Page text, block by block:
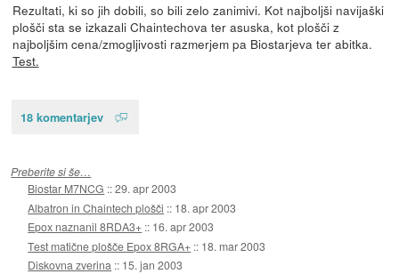
Rezultati, ki so jih dobili, so bili zelo zanimivi. Kot najboljši navijaški
plošči sta se izkazali Chaintechova ter asuska, kot plošči z
najboljšim cena/zmogljivosti razmerjem pa Biostarjeva ter abitka.
Test.
18 komentarjev
Preberite si še…
Biostar M7NCG ::29. apr 2003
Albatron in Chaintech plošči :: 18. apr 2003
Epox naznanil 8RDA3+ :: 16. apr 2003
Test matične plošče Epox 8RGA+ :: 18. mar 2003
Diskovna zverina :: 15. jan 2003